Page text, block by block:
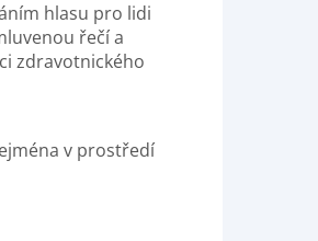
hlasu pro lidi
řečí a
zdravotnického
v prostředí